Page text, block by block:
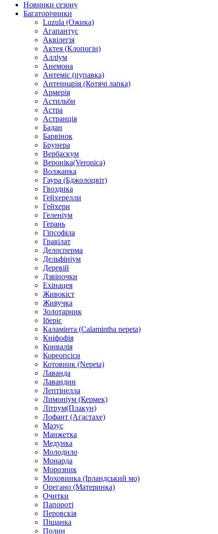
Новинки сезону
Багаторічники
Luzula (Ожика)
Агапантус
Аквілегія
Актея (Клопогін)
Алліум
Анемона
Антеміс (пупавка)
Антеннарія (Котячі лапка)
Армерія
Астильби
Астра
Астранція
Бадан
Барвінок
Брунера
Вербаскум
Вероніка(Veronica)
Волжанка
Гаура (Бджолоцвіт)
Гвоздика
Гейхерелли
Гейхери
Геленіум
Герань
Гіпсофіла
Гравілат
Делосперма
Дельфініум
Деревій
Дзвіночки
Ехінацея
Живокіст
Живучка
Золотарник
Іберіс
Каламінта (Calamintha nepeta)
Кніфофія
Конвалія
Кореопсіси
Котовник (Nepeta)
Лаванда
Лавандин
Лептінелла
Лимоніум (Кермек)
Літрум(Плакун)
Лофант (Агастахе)
Мазус
Манжетка
Медунка
Молодило
Монарда
Морозник
Моховинка (Ірландський мо)
Орегано (Материнка)
Очитки
Папороті
Перовскія
Піщанка
Полин